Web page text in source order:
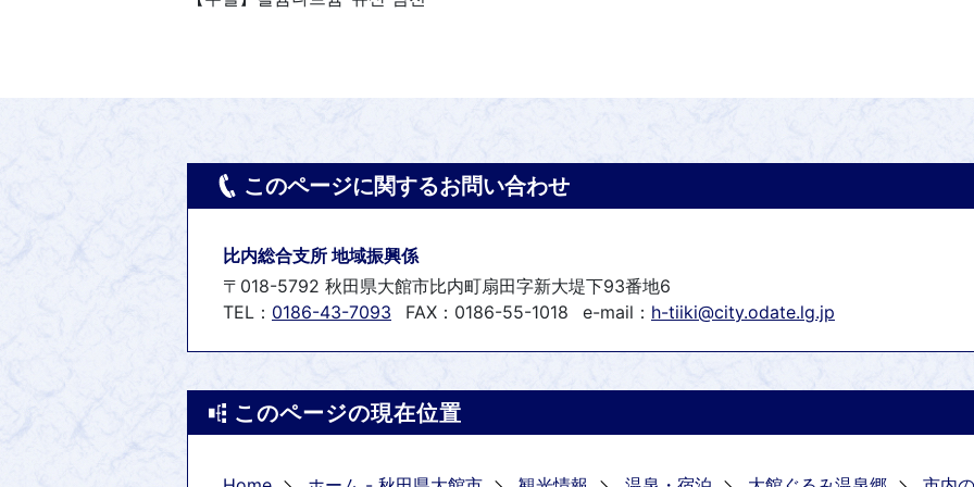
このページに関するお問い合わせ
比内総合支所 地域振興係
〒018-5792 秋田県大館市比内町扇田字新大堤下93番地6
TEL： 0186-43-7093 FAX：0186-55-1018 e-mail： h-tiiki@city.odate.lg.jp
このページの現在位置